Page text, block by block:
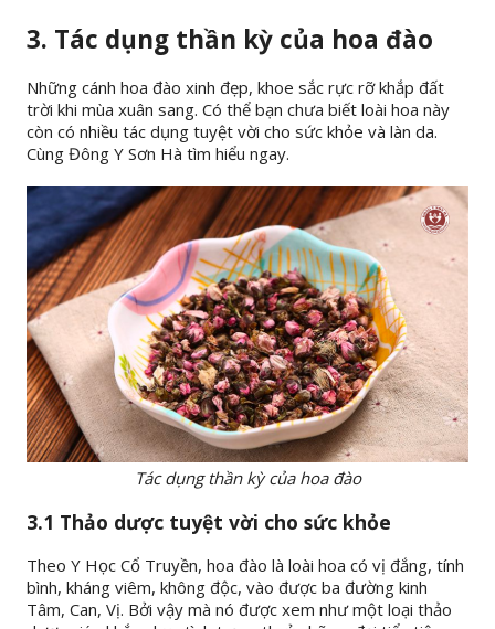
3. Tác dụng thần kỳ của hoa đào
Những cánh hoa đào xinh đẹp, khoe sắc rực rỡ khắp đất
trời khi mùa xuân sang. Có thể bạn chưa biết loài hoa này
còn có nhiều tác dụng tuyệt vời cho sức khỏe và làn da.
Cùng Đông Y Sơn Hà tìm hiểu ngay.
Tác dụng thần kỳ của hoa đào
3.1 Thảo dược tuyệt vời cho sức khỏe
Theo Y Học Cổ Truyền, hoa đào là loài hoa có vị đắng, tính
bình, kháng viêm, không độc, vào được ba đường kinh
Tâm, Can, Vị. Bởi vậy mà nó được xem như một loại thảo